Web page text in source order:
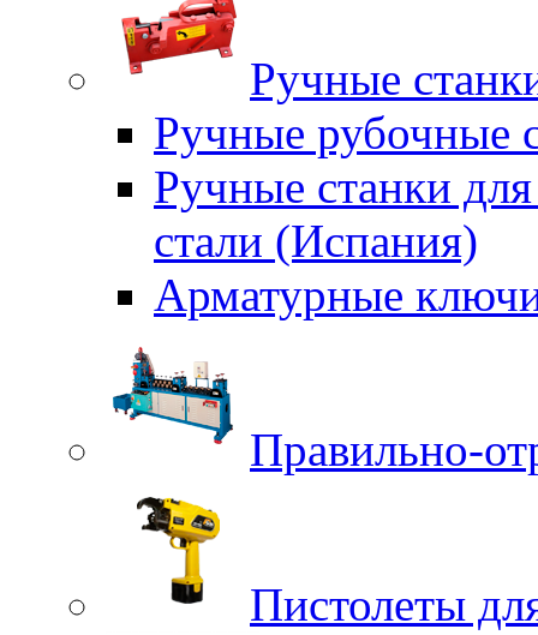
Ручные
Ручные рубочные
Ручные станки
стали (Испания)
Арматурные
Правильно-
Пистолеты